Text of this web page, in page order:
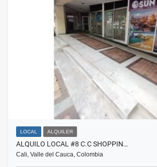
LOCAL ALQUILER
ALQUILO LOCAL #8 C.C SHOPPIN…
Cali, Valle del Cauca, Colombia